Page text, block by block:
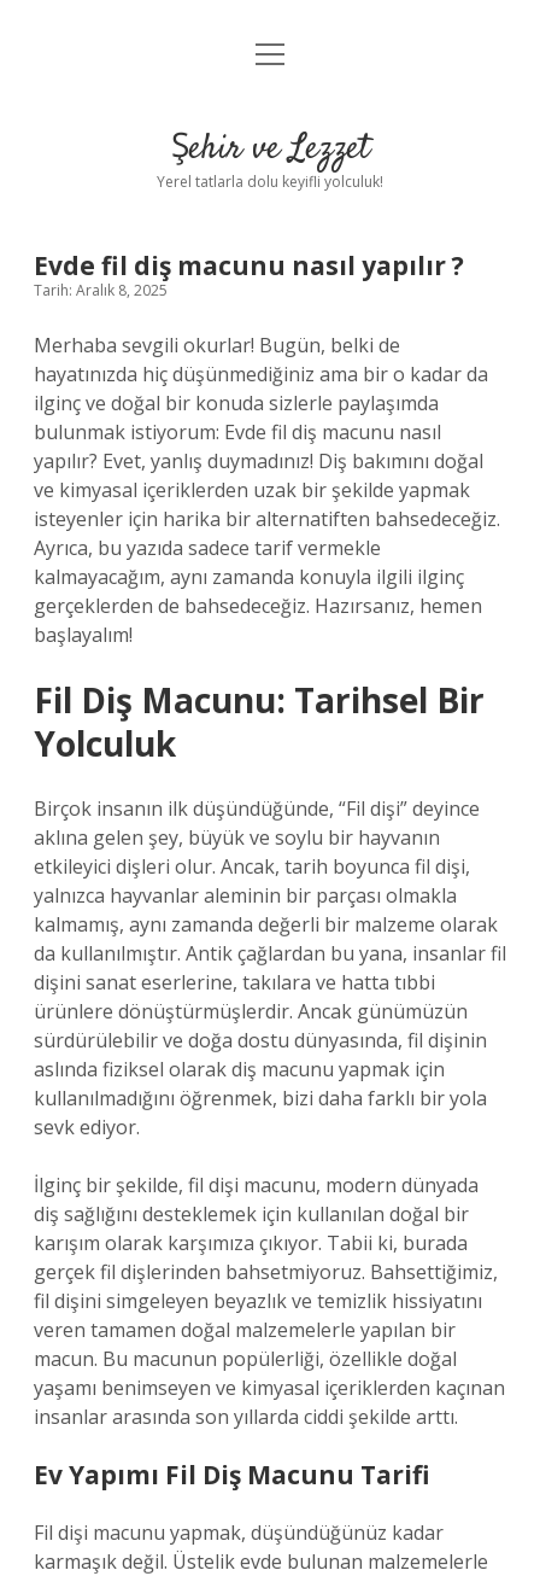
Anasayfa
Yasal Uyarı
menüyü
Şehir ve Lezzet
Yerel tatlarla dolu keyifli yolculuk!
Evde fil diş macunu nasıl yapılır ?
Tarih: Aralık 8, 2025
Merhaba sevgili okurlar! Bugün, belki de
hayatınızda hiç düşünmediğiniz ama bir o kadar da
ilginç ve doğal bir konuda sizlerle paylaşımda
bulunmak istiyorum: Evde fil diş macunu nasıl
yapılır? Evet, yanlış duymadınız! Diş bakımını doğal
ve kimyasal içeriklerden uzak bir şekilde yapmak
isteyenler için harika bir alternatiften bahsedeceğiz.
Ayrıca, bu yazıda sadece tarif vermekle
kalmayacağım, aynı zamanda konuyla ilgili ilginç
gerçeklerden de bahsedeceğiz. Hazırsanız, hemen
başlayalım!
Fil Diş Macunu: Tarihsel Bir
Yolculuk
Birçok insanın ilk düşündüğünde, “Fil dişi” deyince
aklına gelen şey, büyük ve soylu bir hayvanın
etkileyici dişleri olur. Ancak, tarih boyunca fil dişi,
yalnızca hayvanlar aleminin bir parçası olmakla
kalmamış, aynı zamanda değerli bir malzeme olarak
da kullanılmıştır. Antik çağlardan bu yana, insanlar fil
dişini sanat eserlerine, takılara ve hatta tıbbi
ürünlere dönüştürmüşlerdir. Ancak günümüzün
sürdürülebilir ve doğa dostu dünyasında, fil dişinin
aslında fiziksel olarak diş macunu yapmak için
kullanılmadığını öğrenmek, bizi daha farklı bir yola
sevk ediyor.
İlginç bir şekilde, fil dişi macunu, modern dünyada
diş sağlığını desteklemek için kullanılan doğal bir
karışım olarak karşımıza çıkıyor. Tabii ki, burada
gerçek fil dişlerinden bahsetmiyoruz. Bahsettiğimiz,
fil dişini simgeleyen beyazlık ve temizlik hissiyatını
veren tamamen doğal malzemelerle yapılan bir
macun. Bu macunun popülerliği, özellikle doğal
yaşamı benimseyen ve kimyasal içeriklerden kaçınan
insanlar arasında son yıllarda ciddi şekilde arttı.
Ev Yapımı Fil Diş Macunu Tarifi
Fil dişi macunu yapmak, düşündüğünüz kadar
karmaşık değil. Üstelik evde bulunan malzemelerle